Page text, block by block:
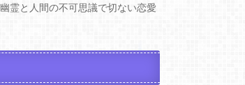
幽霊と人間の不可思議で切ない恋愛